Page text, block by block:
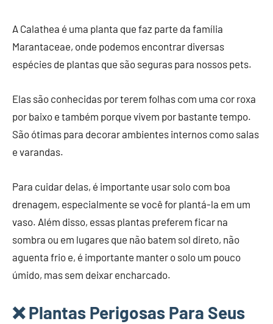
A Calathea é uma planta que faz parte da família
Marantaceae, onde podemos encontrar diversas
espécies de plantas que são seguras para nossos pets.
Elas são conhecidas por terem folhas com uma cor roxa
por baixo e também porque vivem por bastante tempo.
São ótimas para decorar ambientes internos como salas
e varandas.
Para cuidar delas, é importante usar solo com boa
drenagem, especialmente se você for plantá-la em um
vaso. Além disso, essas plantas preferem ficar na
sombra ou em lugares que não batem sol direto, não
aguenta frio e, é importante manter o solo um pouco
úmido, mas sem deixar encharcado.
❌ Plantas Perigosas Para Seus